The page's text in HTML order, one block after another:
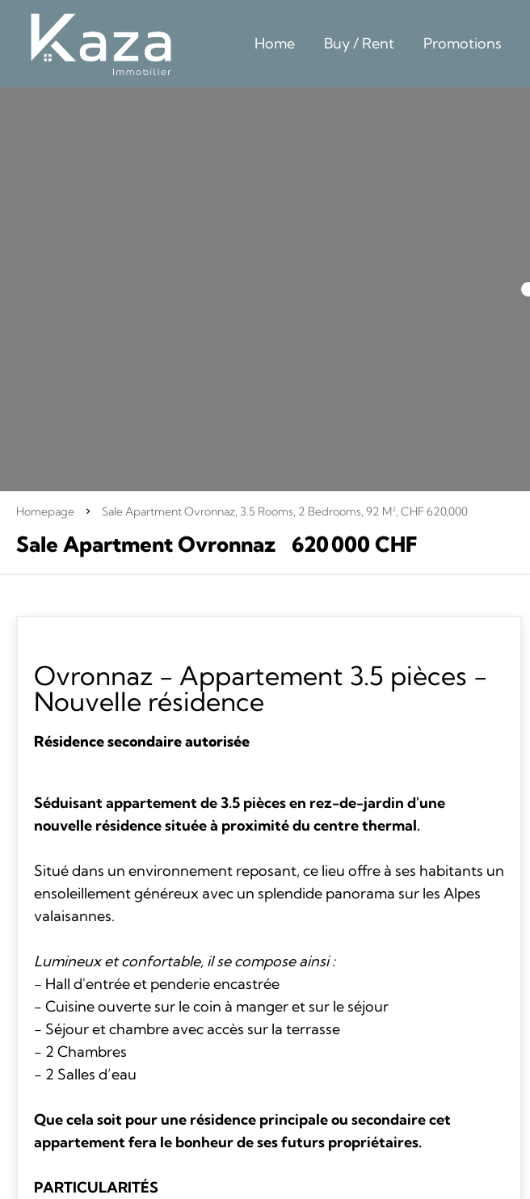
Home
Buy / Rent Promotions
Homepage Sale Apartment Ovronnaz, 3.5 Rooms, 2 Bedrooms, 92 M², CHF 620,000
Sale Apartment Ovronnaz 620 000 CHF
Ovronnaz - Appartement 3.5 pièces -
Nouvelle résidence
Résidence secondaire autorisée
Séduisant appartement de 3.5 pièces en rez-de-jardin d'une
nouvelle résidence située à proximité du centre thermal.
Situé dans un environnement reposant, ce lieu offre à ses habitants un
ensoleillement généreux avec un splendide panorama sur les Alpes
valaisannes.
Lumineux et confortable, il se compose ainsi :
- Hall d'entrée et penderie encastrée
- Cuisine ouverte sur le coin à manger et sur le séjour
- Séjour et chambre avec accès sur la terrasse
- 2 Chambres
- 2 Salles d’eau
Que cela soit pour une résidence principale ou secondaire cet
appartement fera le bonheur de ses futurs propriétaires.
PARTICULARITÉS